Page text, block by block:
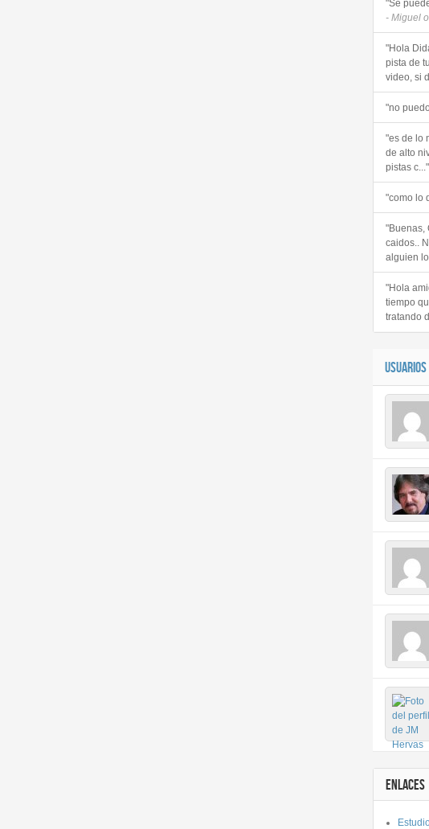
"Se
- Miguel
"Hola
pista de
video, si
"no
"es de lo
de alto
pistas c..."
"como lo
"Buenas,
caidos..
alguien
"Hola
tiempo
tratando
USUARIOS
ENLACES